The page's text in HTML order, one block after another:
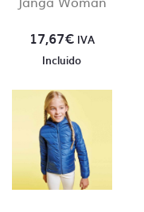
17,67€ IVA
Incluido